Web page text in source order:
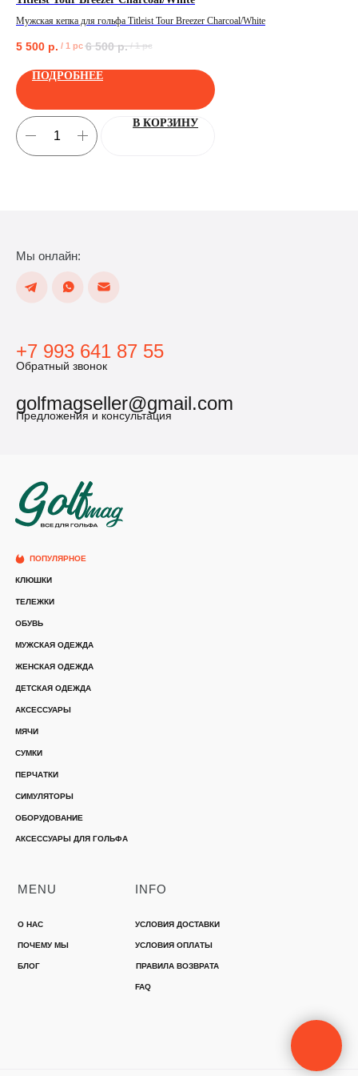
Мужская кепка для гольфа Titleist Tour Breezer Charcoal/White
5 500 р. / 1 pc 6 500 р. / 1 pc
ПОДРОБНЕЕ
В КОРЗИНУ
+7 993 641 87 55
Обратный звонок
golfmagseller@gmail.com
Предложения и консультация
О НАС
ПОЧЕМУ МЫ
MENU
БЛОГ
УСЛОВИЯ ДОСТАВКИ
УСЛОВИЯ ОПЛАТЫ
INFO
FAQ
Мы онлайн:
КЛЮШКИ
СУМКИ
ОБУВЬ
ПЕРЧАТКИ
ТЕЛЕЖКИ
АКСЕССУАРЫ ДЛЯ ГОЛЬФА
МЯЧИ
СИМУЛЯТОРЫ
ОБОРУДОВАНИЕ
МУЖСКАЯ ОДЕЖДА
ЖЕНСКАЯ ОДЕЖДА
ДЕТСКАЯ ОДЕЖДА
АКСЕССУАРЫ
ПОПУЛЯРНОЕ
ПРАВИЛА ВОЗВРАТА